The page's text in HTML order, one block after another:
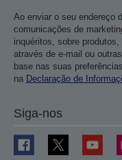
Ao enviar o seu endereço
comunicações de
inquéritos, sobre
através de e-mail ou
base nas suas
na Declaração de
Siga-nos